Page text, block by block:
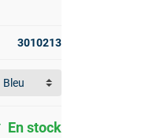
3010213
En stock